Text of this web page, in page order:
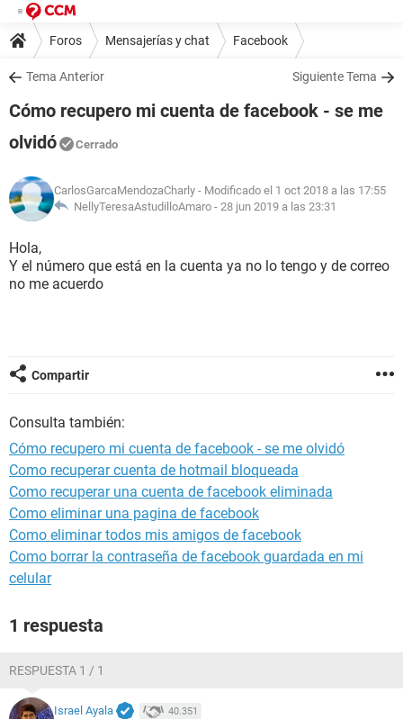
Foros Mensajerías y chat Facebook
Tema Anterior Siguiente Tema
Cómo recupero mi cuenta de facebook - se me
olvidó
Cerrado
CarlosGarcaMendozaCharly - Modificado el 1 oct 2018 a las 17:55
NellyTeresaAstudilloAmaro - 28 jun 2019 a las 23:31
Hola,
Y el número que está en la cuenta ya no lo tengo y de correo
no me acuerdo
Compartir
Consulta también:
Cómo recupero mi cuenta de facebook - se me olvidó
Como recuperar cuenta de hotmail bloqueada
Como recuperar una cuenta de facebook eliminada
Como eliminar una pagina de facebook
Como eliminar todos mis amigos de facebook
Como borrar la contraseña de facebook guardada en mi
celular
1 respuesta
RESPUESTA 1 / 1
Israel Ayala 40.351